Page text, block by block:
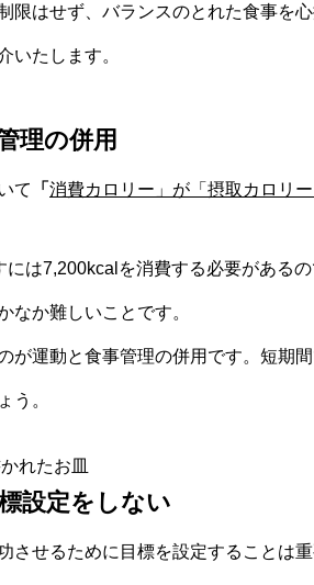
限はせず、バランスのとれた食事を
いたします。
理の併用
て 「 消費カロリー」が「摂取カロリ
には7,200kcalを消費する必要がある
なか難しいことです。
が運動と食事管理の併用です。短期
う。
設定をしない
させるために目標を設定することは重